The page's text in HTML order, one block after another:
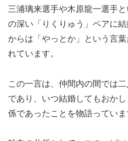
三浦璃来選手や木原龍一選手
の深い「りくりゅう」ペアに
からは「やっとか」という言
れています。
この一言は、仲間内の間では
であり、いつ結婚してもおか
係であったことを物語っていま